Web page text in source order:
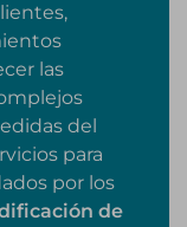
las
del
para
por los
de